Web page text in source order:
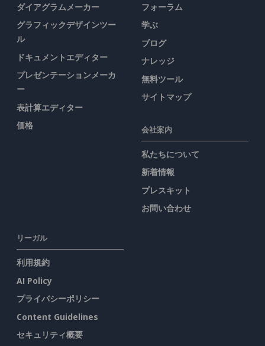
ダイアグラムメーカー
グラフィックデザインツー
ル
ドキュメントエディター
プレゼンテーションメーカ
ー
表計算エディター
価格
フォーラム
学ぶ
ブログ
ナレッジ
無料ツール
サイトマップ
会社案内
私たちについて
新着情報
プレスキット
お問い合わせ
リーガル
利用規約
AI Policy
プライバシーポリシー
Content Guidelines
セキュリティ概要